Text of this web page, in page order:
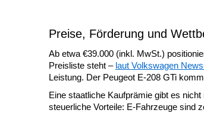
Preise, Förderung und
Ab etwa €39.000 (inkl. MwSt.)
Preisliste steht – laut Volkswagen
Leistung. Der Peugeot E-208 GTi
Eine staatliche Kaufprämie gibt es
steuerliche Vorteile: E-Fahrzeuge sind